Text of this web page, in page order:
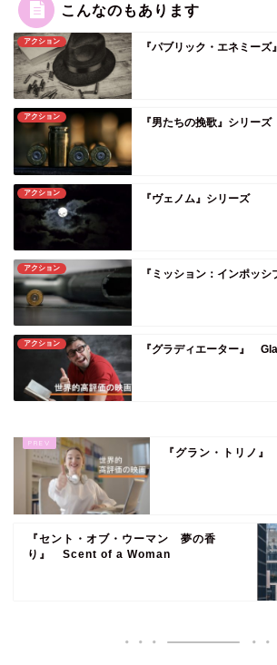
こんなのもあります
アクション 『パブリック・エネミー
アクション 『男たちの挽歌』シリーズ
アクション 『ヴェノム』シリーズ
アクション 『ミッション：インポッ
アクション 『グラディエーター』
『グラン・トリノ
『セント・オブ・ウーマン 夢の香
り』 Scent of a Woman